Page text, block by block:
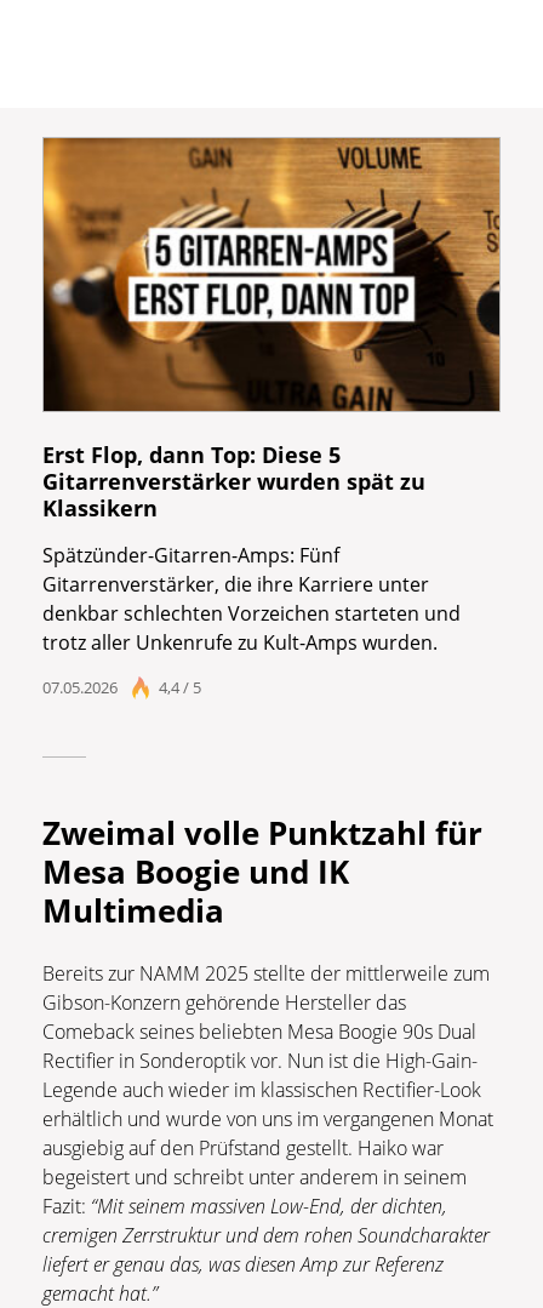
Erst Flop, dann Top: Diese 5
Gitarrenverstärker wurden spät zu
Klassikern
Spätzünder-Gitarren-Amps: Fünf
Gitarrenverstärker, die ihre Karriere unter
denkbar schlechten Vorzeichen starteten und
trotz aller Unkenrufe zu Kult-Amps wurden.
07.05.2026 4,4 / 5
Zweimal volle Punktzahl für
Mesa Boogie und IK
Multimedia
Bereits zur NAMM 2025 stellte der mittlerweile zum
Gibson-Konzern gehörende Hersteller das
Comeback seines beliebten Mesa Boogie 90s Dual
Rectifier in Sonderoptik vor. Nun ist die High-Gain-
Legende auch wieder im klassischen Rectifier-Look
erhältlich und wurde von uns im vergangenen Monat
ausgiebig auf den Prüfstand gestellt. Haiko war
begeistert und schreibt unter anderem in seinem
Fazit: “Mit seinem massiven Low-End, der dichten,
cremigen Zerrstruktur und dem rohen Soundcharakter
liefert er genau das, was diesen Amp zur Referenz
gemacht hat.”